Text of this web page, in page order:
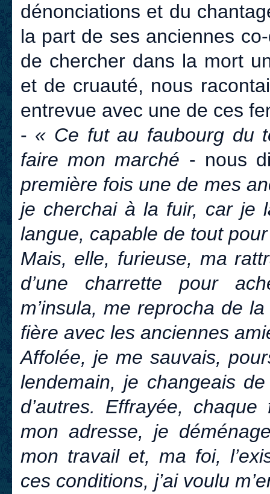
dénonciations et du
la part de ses anciennes
de chercher dans la mort
et de cruauté, nous
entrevue avec une de ces
- « Ce fut au faubourg du
faire mon marché - nous
première fois une de mes
je cherchai à la fuir, car je
langue, capable de tout
Mais, elle, furieuse, ma
d’une charrette pour
m’insula, me reprocha de
fière avec les anciennes
Affolée, je me sauvais,
lendemain, je changeais
d’autres. Effrayée,
mon adresse, je
mon travail et, ma foi,
ces conditions, j’ai voulu